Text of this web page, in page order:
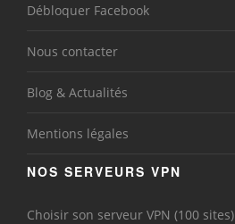
Débloquer Facebook
Nous contacter
Blog & Actualités
Mentions légales
NOS SERVEURS VPN
Choisir son serveur VPN (100 sites)